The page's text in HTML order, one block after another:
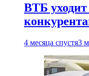
ВТБ
4 месяца спустя3